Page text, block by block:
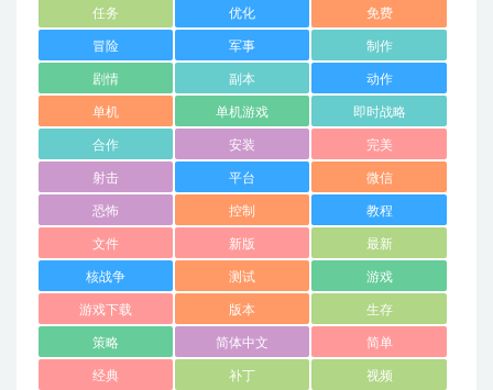
任务 优化 免费
冒险 军事 制作
剧情 副本 动作
单机 单机游戏 即时战略
合作 安装 完美
射击 平台 微信
恐怖 控制 教程
文件 新版 最新
核战争 测试 游戏
游戏下载 版本 生存
策略 简体中文 简单
经典 补丁 视频